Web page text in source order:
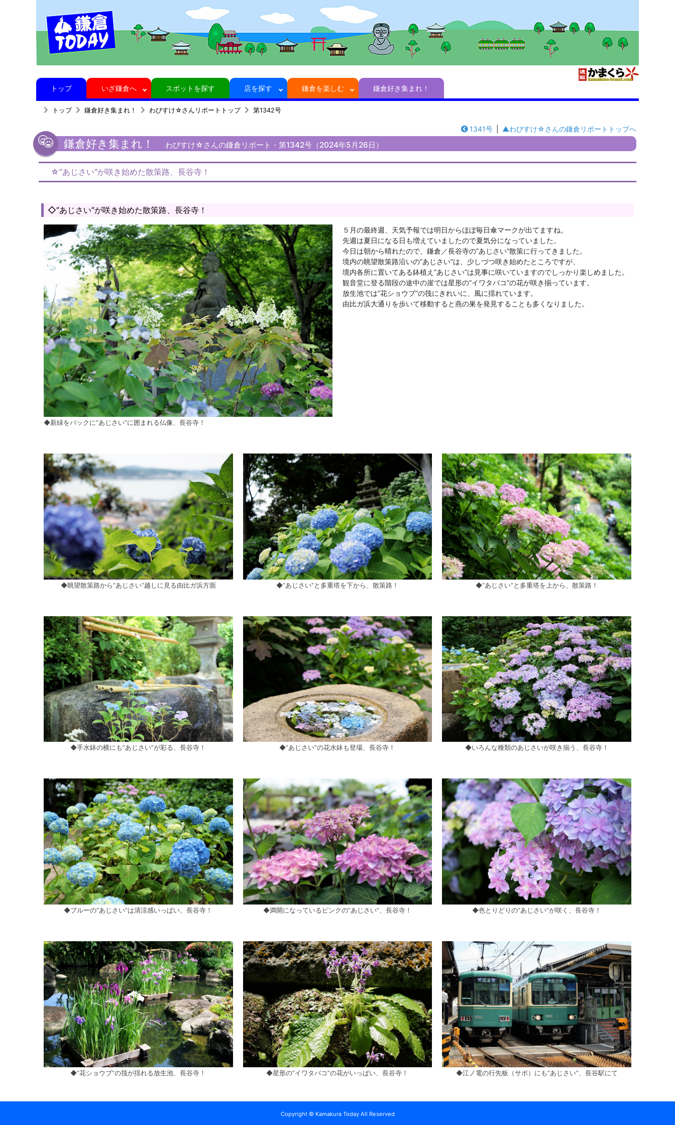
トップ いざ鎌倉へ スポットを探す 店を探す 鎌倉を楽しむ 鎌倉好き集まれ！
トップ 鎌倉好き集まれ！ わびすけ☆さんリポートトップ 第1342号
1341号 ▲わびすけ☆さんの鎌倉リポートトップへ
鎌倉好き集まれ！ わびすけ☆さんの鎌倉リポート・第1342号（2024年5月26日）
☆”あじさい”が咲き始めた散策路、長谷寺！
◇”あじさい”が咲き始めた散策路、長谷寺！
◆新緑をバックに”あじさい”に囲まれる仏像、長谷寺！
５月の最終週、天気予報では明日からほぼ毎日傘マークが出てますね。
先週は夏日になる日も増えていましたので夏気分になっていました。
今日は朝から晴れたので、鎌倉／長谷寺の”あじさい”散策に行ってきました。
境内の眺望散策路沿いの”あじさい”は、少しづつ咲き始めたところですが、
境内各所に置いてある鉢植え”あじさい”は見事に咲いていますのでしっかり楽しめました。
観音堂に登る階段の途中の崖では星形の”イワタバコ”の花が咲き揃っています。
放生池では”花ショウブ”の筏にきれいに、風に揺れています。
由比ガ浜大通りを歩いて移動すると燕の巣を発見することも多くなりました。
◆眺望散策路から”あじさい”越しに見る由比ガ浜方面 ◆”あじさい”と多重塔を下から、散策路！ ◆”あじさい”と多重塔を上から、散策路！
◆手水鉢の横にも”あじさい”が彩る、長谷寺！ ◆”あじさい”の花水鉢も登場、長谷寺！ ◆いろんな種類のあじさいが咲き揃う、長谷寺！
◆ブルーの”あじさい”は清涼感いっぱい、長谷寺！ ◆満開になっているピンクの”あじさい”、長谷寺！ ◆色とりどりの”あじさい”が咲く、長谷寺！
◆”花ショウブ”の筏が揺れる放生池、長谷寺！ ◆星形の”イワタバコ”の花がいっぱい、長谷寺！ ◆江ノ電の行先板（サボ）にも”あじさい”、長谷駅にて
Copyright © Kamakura Today All Reserved